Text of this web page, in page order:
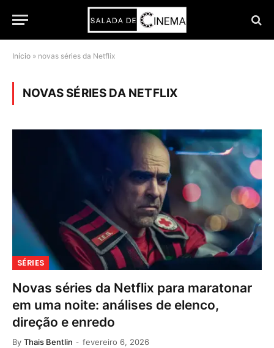
Início » novas séries da Netflix
NOVAS SÉRIES DA NETFLIX
SÉRIES
Novas séries da Netflix para maratonar
em uma noite: análises de elenco,
direção e enredo
By Thais Bentlin fevereiro 6, 2026